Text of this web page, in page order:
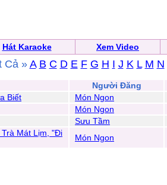
Hát Karaoke Xem Video
Cả »A B C D E F G H I J K L M N
Người Đăng
Biết
Món Ngon
Món Ngon
Sưu Tầm
Mát Lịm, "Đi
Món Ngon